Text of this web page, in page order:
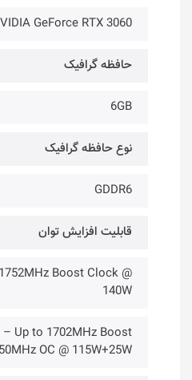
GeForce RTX 3060
حافظه گرافیک
6GB
نوع حافظه گرافیک
GDDR6
قابلیت افزایش توان
Boost Clock @
140W
Up to 1702MHz Boost
OC @ 115W+25W